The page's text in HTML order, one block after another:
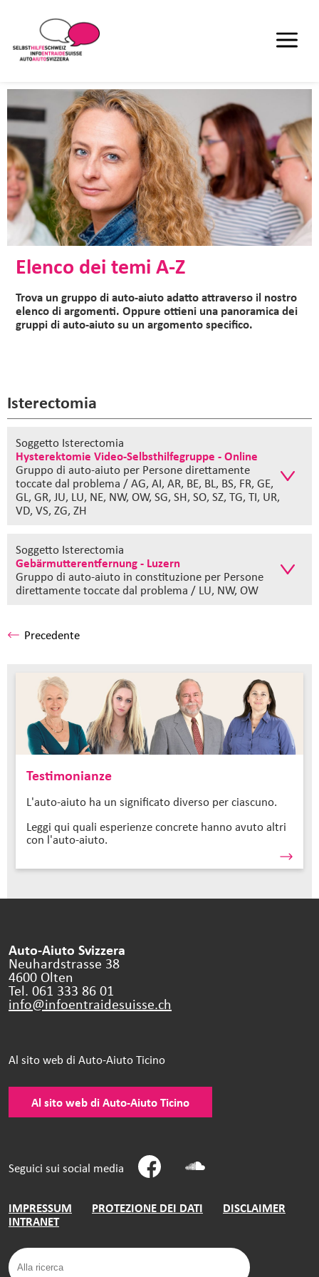
Elenco dei temi A-Z
Trova un gruppo di auto-aiuto adatto attraverso il nostro
elenco di argomenti. Oppure ottieni una panoramica dei
gruppi di auto-aiuto su un argomento specifico.
Isterectomia
Soggetto Isterectomia
Hysterektomie Video-Selbsthilfegruppe - Online
Gruppo di auto-aiuto per Persone direttamente
toccate dal problema / AG, AI, AR, BE, BL, BS, FR, GE,
GL, GR, JU, LU, NE, NW, OW, SG, SH, SO, SZ, TG, TI, UR,
VD, VS, ZG, ZH
Soggetto Isterectomia
Gebärmutterentfernung - Luzern
Gruppo di auto-aiuto in constituzione per Persone
direttamente toccate dal problema / LU, NW, OW
Precedente
Testimonianze
L'auto-aiuto ha un significato diverso per ciascuno.
Leggi qui quali esperienze concrete hanno avuto altri
con l'auto-aiuto.
Auto-Aiuto Svizzera
Neuhardstrasse 38
4600 Olten
Tel. 061 333 86 01
info@infoentraidesuisse.ch
Al sito web di Auto-Aiuto Ticino
Al sito web di Auto-Aiuto Ticino
Seguici sui social media
IMPRESSUM PROTEZIONE DEI DATI
DISCLAIMER
INTRANET